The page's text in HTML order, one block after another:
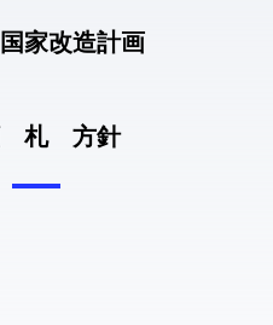
国家改造計画
札 方針